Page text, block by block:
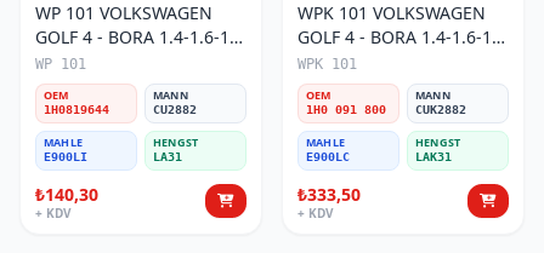
WP 101 VOLKSWAGEN
GOLF 4 - BORA 1.4-1.6-1.8
POLO III 1H0 819 644
Polen Filtresi
WP 101
OEM
1H0819644
MANN
CU2882
MAHLE
E900LI
HENGST
LA31
₺140,30
+ KDV
WPK 101 VOLKSWAGEN
GOLF 4 - BORA 1.4-1.6-1.8
POLO III KARBONLU 1H0
091 800 Polen Filtresi
WPK 101
OEM
1H0 091 800
MANN
CUK2882
MAHLE
E900LC
HENGST
LAK31
₺333,50
+ KDV